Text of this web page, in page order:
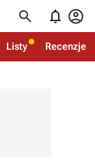
  
Listy Recenzje